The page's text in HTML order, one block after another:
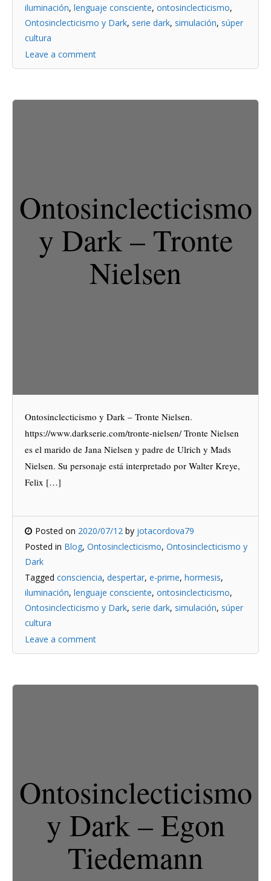
iluminación, lenguaje consciente, ontosinclecticismo,
Ontosinclecticismo y Dark, serie dark, simulación, súper
cultura
Leave a comment
Ontosinclecticismo
y Dark – Tronte
Nielsen
Ontosinclecticismo y Dark – Tronte Nielsen.
https://www.darkserie.com/tronte-nielsen/ Tronte Nielsen
es el marido de Jana Nielsen y padre de Ulrich y Mads
Nielsen. Su personaje está interpretado por Walter Kreye,
Felix […]
Posted on 2020/07/12 by jotacordova79
Posted in Blog, Ontosinclecticismo, Ontosinclecticismo y
Dark
Tagged consciencia, despertar, e-prime, hormesis,
iluminación, lenguaje consciente, ontosinclecticismo,
Ontosinclecticismo y Dark, serie dark, simulación, súper
cultura
Leave a comment
Ontosinclecticismo
y Dark – Egon
Tiedemann